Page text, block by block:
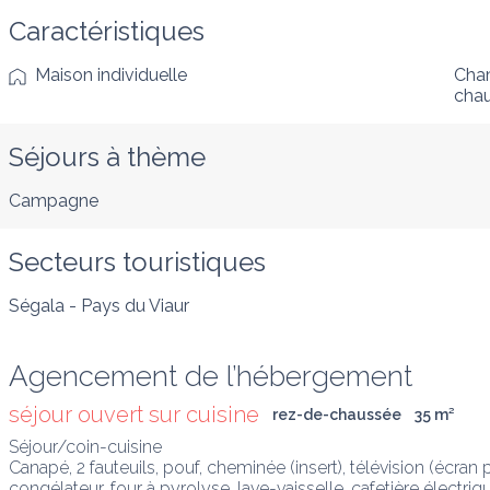
Caractéristiques
Maison individuelle
Séjours à thème
Campagne
Secteurs touristiques
Ségala - Pays du Viaur
Agencement de l’hébergement
séjour ouvert sur cuisine rez-de-chaussée 35 m²
Séjour/coin-cuisine
Canapé, 2 fauteuils, pouf, cheminée (insert), télévision